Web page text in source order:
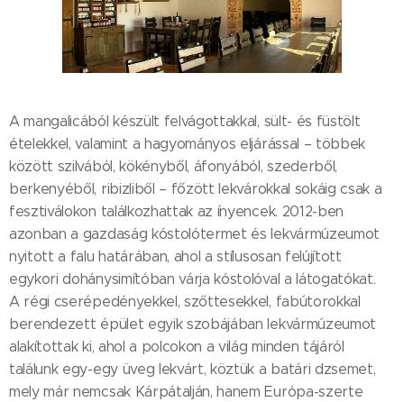
A mangalicából készült felvágottakkal, sült- és füstölt
ételekkel, valamint a hagyományos eljárással – többek
között szilvából, kökényből, áfonyából, szederből,
berkenyéből, ribizliből – főzött lekvárokkal sokáig csak a
fesztiválokon találkozhattak az ínyencek. 2012-ben
azonban a gazdaság kóstolótermet és lekvármúzeumot
nyitott a falu határában, ahol a stílusosan felújított
egykori dohánysimítóban várja kóstolóval a látogatókat.
A régi cserépedényekkel, szőttesekkel, fabútorokkal
berendezett épület egyik szobájában lekvármúzeumot
alakítottak ki, ahol a polcokon a világ minden tájáról
találunk egy-egy üveg lekvárt, köztük a batári dzsemet,
mely már nemcsak Kárpátalján, hanem Európa-szerte